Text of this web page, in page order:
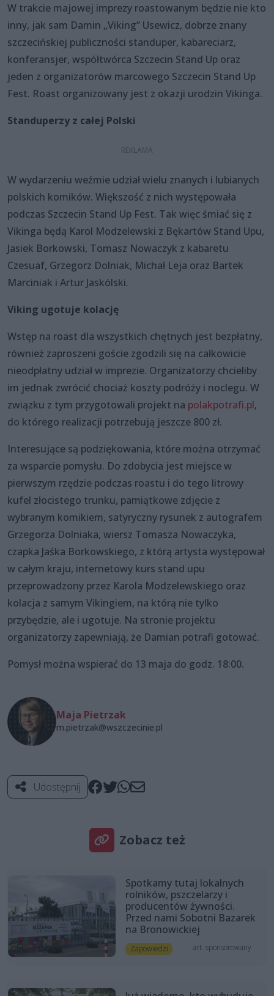
W trakcie majowej imprezy roastowanym będzie nie kto
inny, jak sam Damin „Viking” Usewicz, dobrze znany
szczecińskiej publiczności standuper, kabareciarz,
konferansjer, współtwórca Szczecin Stand Up oraz
jeden z organizatorów marcowego Szczecin Stand Up
Fest. Roast organizowany jest z okazji urodzin Vikinga.
Standuperzy z całej Polski
W wydarzeniu weźmie udział wielu znanych i lubianych
polskich komików. Większość z nich występowała
podczas Szczecin Stand Up Fest. Tak więc śmiać się z
Vikinga będą Karol Modzelewski z Bękartów Stand Upu,
Jasiek Borkowski, Tomasz Nowaczyk z kabaretu
Czesuaf, Grzegorz Dolniak, Michał Leja oraz Bartek
Marciniak i Artur Jaskólski.
Viking ugotuje kolację
Wstęp na roast dla wszystkich chętnych jest bezpłatny,
również zaproszeni goście zgodzili się na całkowicie
nieodpłatny udział w imprezie. Organizatorzy chcieliby
im jednak zwrócić chociaż koszty podróży i noclegu. W
związku z tym przygotowali projekt na polakpotrafi.pl,
do którego realizacji potrzebują jeszcze 800 zł.
Interesujące są podziękowania, które można otrzymać
za wsparcie pomysłu. Do zdobycia jest miejsce w
pierwszym rzędzie podczas roastu i do tego litrowy
kufel złocistego trunku, pamiątkowe zdjęcie z
wybranym komikiem, satyryczny rysunek z autografem
Grzegorza Dolniaka, wiersz Tomasza Nowaczyka,
czapka Jaśka Borkowskiego, z którą artysta występował
w całym kraju, internetowy kurs stand upu
przeprowadzony przez Karola Modzelewskiego oraz
kolacja z samym Vikingiem, na którą nie tylko
przybędzie, ale i ugotuje. Na stronie projektu
organizatorzy zapewniają, że Damian potrafi gotować.
Pomysł można wspierać do 13 maja do godz. 18:00.
Maja Pietrzak
m.pietrzak@wszczecinie.pl
Udostępnij
Zobacz też
Spotkamy tutaj lokalnych
rolników, pszczelarzy i
producentów żywności.
Przed nami Sobotni Bazarek
na Bronowickiej
Zapowiedzi art. sponsorowany